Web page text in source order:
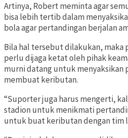
Artinya, Robert meminta agar
bisa lebih tertib dalam
bola agar pertandingan berjalan
Bila hal tersebut dilakukan,
perlu dijaga ketat oleh pihak
murni datang untuk menyaksikan
membuat keributan.
“Suporter juga harus mengerti,
stadion untuk menikmati
untuk buat keributan dengan tim